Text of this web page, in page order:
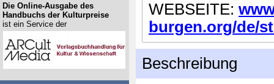
WEBSEITE:
burgen.org/de/
Beschreibung
Die Online-Ausgabe des
Handbuchs der Kulturpreise
ist ein Service der